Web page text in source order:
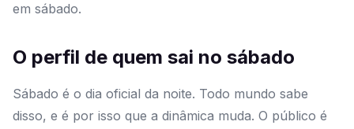
em sábado.
O perfil de quem sai no sábado
Sábado é o dia oficial da noite. Todo mundo sabe
disso, e é por isso que a dinâmica muda. O público é